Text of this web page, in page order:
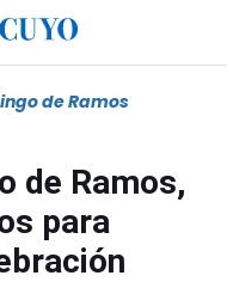
de Ramos
de Ramos,
para